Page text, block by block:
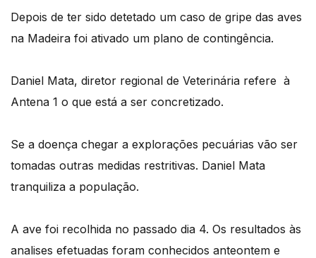
Depois de ter sido detetado um caso de gripe das aves
na Madeira foi ativado um plano de contingência.
Daniel Mata, diretor regional de Veterinária refere à
Antena 1 o que está a ser concretizado.
Se a doença chegar a explorações pecuárias vão ser
tomadas outras medidas restritivas. Daniel Mata
tranquiliza a população.
A ave foi recolhida no passado dia 4. Os resultados às
analises efetuadas foram conhecidos anteontem e